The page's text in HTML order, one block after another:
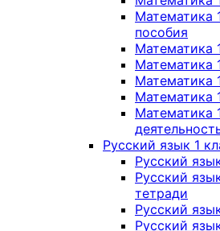
Математика
пособия
Математика
Математика
Математика
Математика
Математика
Русский язык 1
Русский
Русский
тетради
Русский
Русский